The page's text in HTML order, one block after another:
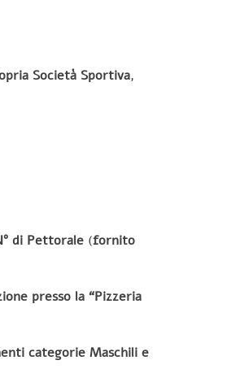
Società Sportiva,
di Pettorale (fornito
presso la “Pizzeria
categorie Maschili e